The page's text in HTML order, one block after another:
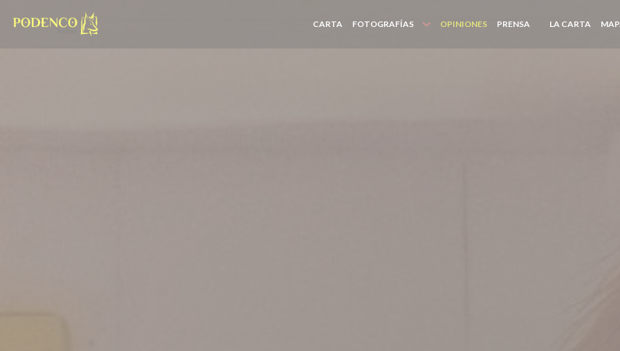
CARTA FOTOGRAFÍAS OPINIONES PRENSA ((ABRE EN UNA
LA CARTA